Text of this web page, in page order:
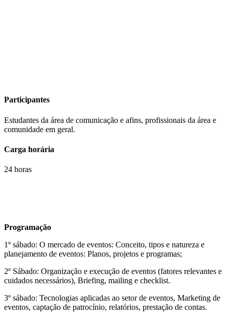
Participantes
Estudantes da área de comunicação e afins, profissionais da área e
comunidade em geral.
Carga horária
24 horas
Programação
1º sábado: O mercado de eventos: Conceito, tipos e natureza e
planejamento de eventos: Planos, projetos e programas;
2º Sábado: Organização e execução de eventos (fatores relevantes e
cuidados necessários), Briefing, mailing e checklist.
3º sábado: Tecnologias aplicadas ao setor de eventos, Marketing de
eventos, captação de patrocínio, relatórios, prestação de contas.